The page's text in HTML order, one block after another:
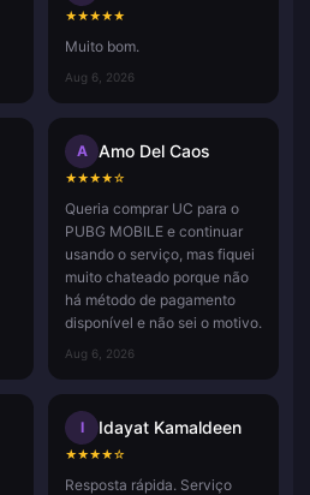
★★★★★
Muito bom.
Aug 6, 2026
A Amo Del Caos
★★★★☆
Queria comprar UC para o
PUBG MOBILE e continuar
usando o serviço, mas fiquei
muito chateado porque não
há método de pagamento
disponível e não sei o motivo.
Aug 6, 2026
I Idayat Kamaldeen
★★★★☆
Resposta rápida. Serviço